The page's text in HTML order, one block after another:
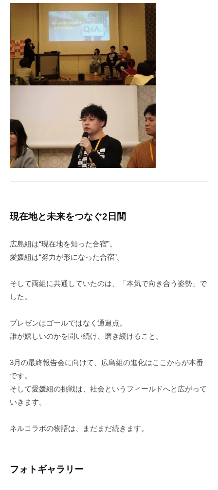
現在地と未来をつなぐ2日間
広島組は“現在地を知った合宿”。
愛媛組は“努力が形になった合宿”。
そして両組に共通していたのは、「本気で向き合う姿勢」で
した。
プレゼンはゴールではなく通過点。
誰が嬉しいのかを問い続け、磨き続けること。
3月の最終報告会に向けて、広島組の進化はここからが本番
です。
そして愛媛組の挑戦は、社会というフィールドへと広がって
いきます。
ネルコラボの物語は、まだまだ続きます。
フォトギャラリー